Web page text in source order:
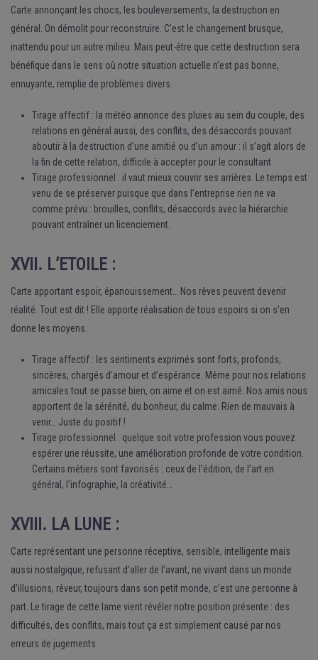
Carte annonçant les chocs, les bouleversements, la destruction en
général. On démolit pour reconstruire. C’est le changement brusque,
inattendu pour un autre milieu. Mais peut-être que cette destruction sera
bénéfique dans le sens où notre situation actuelle n’est pas bonne,
ennuyante, remplie de problèmes divers.
Tirage affectif : la météo annonce des pluies au sein du couple, des
relations en général aussi, des conflits, des désaccords pouvant
aboutir à la destruction d’une amitié ou d’un amour : il s’agit alors de
la fin de cette relation, difficile à accepter pour le consultant.
Tirage professionnel : il vaut mieux couvrir ses arrières. Le temps est
venu de se préserver puisque que dans l’entreprise rien ne va
comme prévu : brouilles, conflits, désaccords avec la hiérarchie
pouvant entraîner un licenciement.
XVII. L’ETOILE :
Carte apportant espoir, épanouissement… Nos rêves peuvent devenir
réalité. Tout est dit ! Elle apporte réalisation de tous espoirs si on s’en
donne les moyens.
Tirage affectif : les sentiments exprimés sont forts, profonds,
sincères, chargés d’amour et d’espérance. Même pour nos relations
amicales tout se passe bien, on aime et on est aimé. Nos amis nous
apportent de la sérénité, du bonheur, du calme. Rien de mauvais à
venir… Juste du positif !
Tirage professionnel : quelque soit votre profession vous pouvez
espérer une réussite, une amélioration profonde de votre condition.
Certains métiers sont favorisés : ceux de l’édition, de l’art en
général, l’infographie, la créativité…
XVIII. LA LUNE :
Carte représentant une personne réceptive, sensible, intelligente mais
aussi nostalgique, refusant d’aller de l’avant, ne vivant dans un monde
d’illusions, rêveur, toujours dans son petit monde, c’est une personne à
part. Le tirage de cette lame vient révéler notre position présente : des
difficultés, des conflits, mais tout ça est simplement causé par nos
erreurs de jugements.